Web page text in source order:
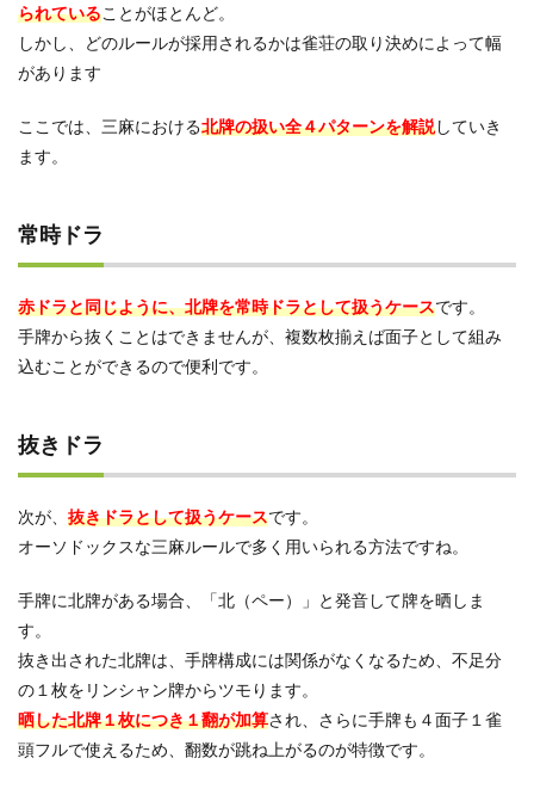
られていることがほとんど。
しかし、どのルールが採用されるかは雀荘の取り決めによって幅
があります
ここでは、三麻における北牌の扱い全４パターンを解説していき
ます。
常時ドラ
赤ドラと同じように、北牌を常時ドラとして扱うケースです。
手牌から抜くことはできませんが、複数枚揃えば面子として組み
込むことができるので便利です。
抜きドラ
次が、 抜きドラとして扱うケースです。
オーソドックスな三麻ルールで多く用いられる方法ですね。
手牌に北牌がある場合、「北（ペー）」と発音して牌を晒しま
す。
抜き出された北牌は、手牌構成には関係がなくなるため、不足分
の１枚をリンシャン牌からツモります。
晒した北牌１枚につき１翻が加算され、さらに手牌も４面子１雀
頭フルで使えるため、翻数が跳ね上がるのが特徴です。